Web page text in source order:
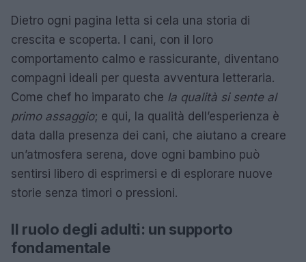
Dietro ogni pagina letta si cela una storia di
crescita e scoperta. I cani, con il loro
comportamento calmo e rassicurante, diventano
compagni ideali per questa avventura letteraria.
Come chef ho imparato che la qualità si sente al
primo assaggio; e qui, la qualità dell’esperienza è
data dalla presenza dei cani, che aiutano a creare
un’atmosfera serena, dove ogni bambino può
sentirsi libero di esprimersi e di esplorare nuove
storie senza timori o pressioni.
Il ruolo degli adulti: un supporto
fondamentale